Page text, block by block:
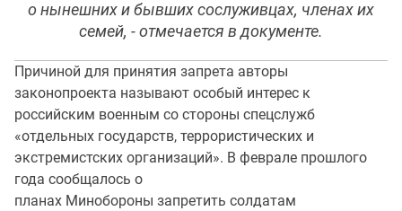
о нынешних и бывших сослуживцах, членах их
семей, - отмечается в документе.
Причиной для принятия запрета авторы
законопроекта называют особый интерес к
российским военным со стороны спецслужб
«отдельных государств, террористических и
экстремистских организаций». В феврале прошлого
года сообщалось о
планах Минобороны запретить солдатам